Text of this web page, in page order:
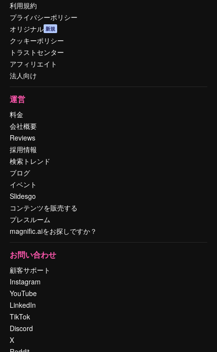
利用規約
プライバシーポリシー
オリジナル 新規
クッキーポリシー
トラストセンター
アフィリエイト
法人向け
運営
料金
会社概要
Reviews
採用情報
検索トレンド
ブログ
イベント
Slidesgo
コンテンツを販売する
プレスルーム
magnific.aiをお探しですか？
お問い合わせ
顧客サポート
Instagram
YouTube
LinkedIn
TikTok
Discord
X